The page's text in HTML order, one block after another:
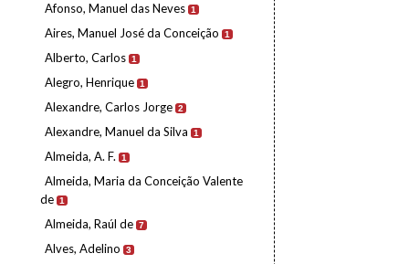
Afonso, Manuel das Neves 1
Aires, Manuel José da Conceição 1
Alberto, Carlos 1
Alegro, Henrique 1
Alexandre, Carlos Jorge 2
Alexandre, Manuel da Silva 1
Almeida, A. F. 1
Almeida, Maria da Conceição Valente
de 1
Almeida, Raúl de 7
Alves, Adelino 3